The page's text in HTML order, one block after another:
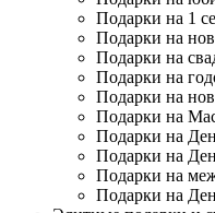
Подарки на 1
Подарки на
Подарки на
Подарки на
Подарки на
Подарки на
Подарки на
Подарки на
Подарки на
Подарки на